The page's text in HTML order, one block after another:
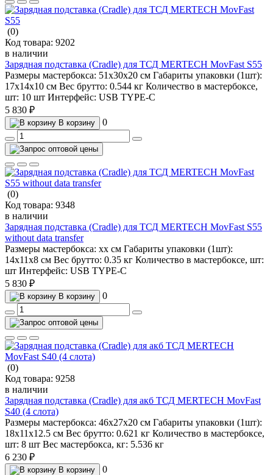
(0)
Код товара: 9202
в наличии
Зарядная подставка (Cradle) для ТСД MERTECH MovFast S55
Размеры мастербокса: 51х30х20 см Габариты упаковки (1шт):
17х14х10 см Вес брутто: 0.544 кг Количество в мастербоксе,
шт: 10 шт Интерфейс: USB TYPE-C
5 830 ₽
В корзину 0
(0)
Код товара: 9348
в наличии
Зарядная подставка (Cradle) для ТСД MERTECH MovFast S55
without data transfer
Размеры мастербокса: хх см Габариты упаковки (1шт):
14х11х8 см Вес брутто: 0.35 кг Количество в мастербоксе, шт:
шт Интерфейс: USB TYPE-C
5 830 ₽
В корзину 0
(0)
Код товара: 9258
в наличии
Зарядная подставка (Cradle) для акб ТСД MERTECH MovFast
S40 (4 слота)
Размеры мастербокса: 46х27х20 см Габариты упаковки (1шт):
18х11х12.5 см Вес брутто: 0.621 кг Количество в мастербоксе,
шт: 8 шт Вес мастербокса, кг: 5.536 кг
6 230 ₽
В корзину 0